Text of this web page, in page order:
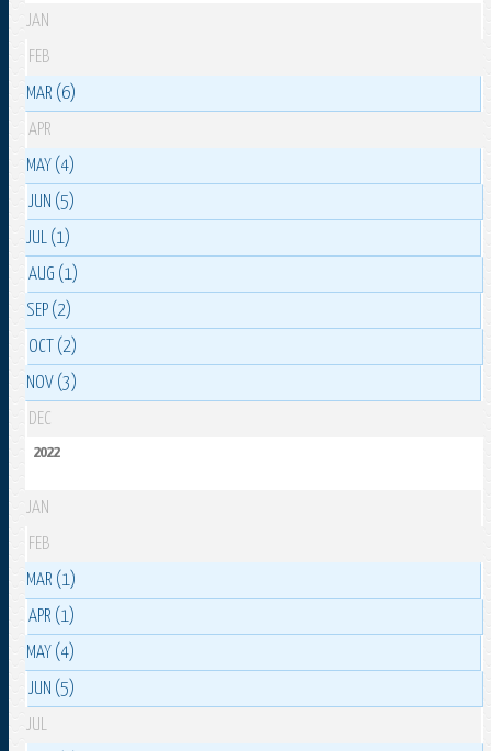
JAN
FEB
MAR (6)
APR
MAY (4)
JUN (5)
JUL (1)
AUG (1)
SEP (2)
OCT (2)
NOV (3)
DEC
2022
JAN
FEB
MAR (1)
APR (1)
MAY (4)
JUN (5)
JUL